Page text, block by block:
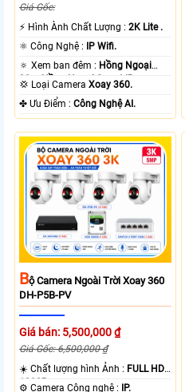
Giá Gốc:
️⚡ Hình Ành Chất Lượng :2K Lite .
⚛️ Công Nghệ : IP Wifi.
🔅 Xem ban đêm : Hồng Ngoại
30m Hồng Ngoại Smart IR.
💢 Loại CameraXoay 360.
️✤ Ưu Điểm :Công Nghệ AI.
BỘ Camera Ngoài Trời Xoay 360
DH-P5B-PV
Giá bán: 5,500,000 ₫
Giá Gốc: 6,500,000 ₫
☀️ Chất lượng hình Ảnh : FULL HD
1080P .
⚙ Camera Công nghệ :
IP.